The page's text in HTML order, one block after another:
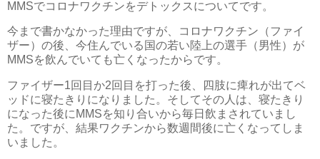
MMSでコロナワクチンをデトックスについてです。
今まで書かなかった理由ですが、コロナワクチン（ファイ
ザー）の後、今住んでいる国の若い陸上の選手（男性）が
MMSを飲んでいても亡くなったからです。
ファイザー1回目か2回目を打った後、四肢に痺れが出てベ
ッドに寝たきりになりました。そしてその人は、寝たきり
になった後にMMSを知り合いから毎日飲まされていまし
た。ですが、結果ワクチンから数週間後に亡くなってしま
いました。